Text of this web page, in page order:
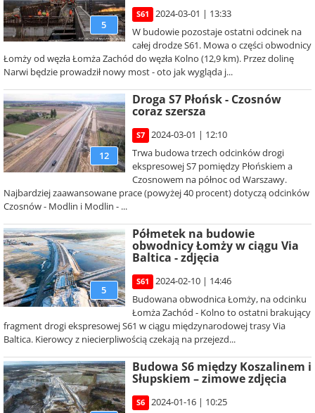
5
S61
2024-03-01 | 13:33
W budowie pozostaje ostatni odcinek na
całej drodze S61. Mowa o części obwodnicy
Łomży od węzła Łomża Zachód do węzła Kolno (12,9 km). Przez dolinę
Narwi będzie prowadził nowy most - oto jak wygląda j...
12
Droga S7 Płońsk - Czosnów
coraz szersza
S7
2024-03-01 | 12:10
Trwa budowa trzech odcinków drogi
ekspresowej S7 pomiędzy Płońskiem a
Czosnowem na północ od Warszawy.
Najbardziej zaawansowane prace (powyżej 40 procent) dotyczą odcinków
Czosnów - Modlin i Modlin - ...
5
Półmetek na budowie
obwodnicy Łomży w ciągu Via
Baltica - zdjęcia
S61
2024-02-10 | 14:46
Budowana obwodnica Łomży, na odcinku
Łomża Zachód - Kolno to ostatni brakujący
fragment drogi ekspresowej S61 w ciągu międzynarodowej trasy Via
Baltica. Kierowcy z niecierpliwością czekają na przejezd...
Budowa S6 między Koszalinem i
Słupskiem – zimowe zdjęcia
S6
2024-01-16 | 10:25